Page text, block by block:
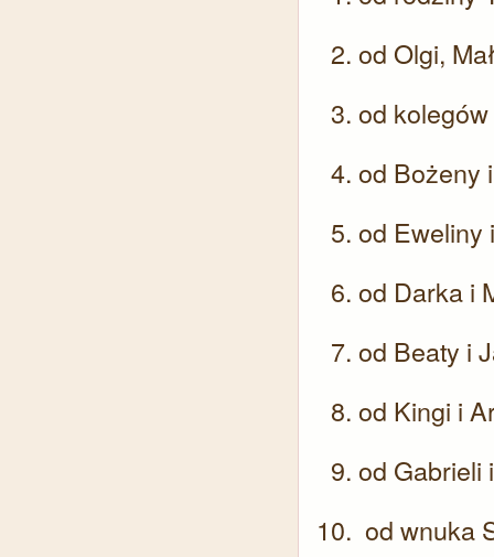
od Olgi,
od
od Bożeny
od Eweliny
od Darka i
od Beaty i
od Kingi i
od
od wnuka